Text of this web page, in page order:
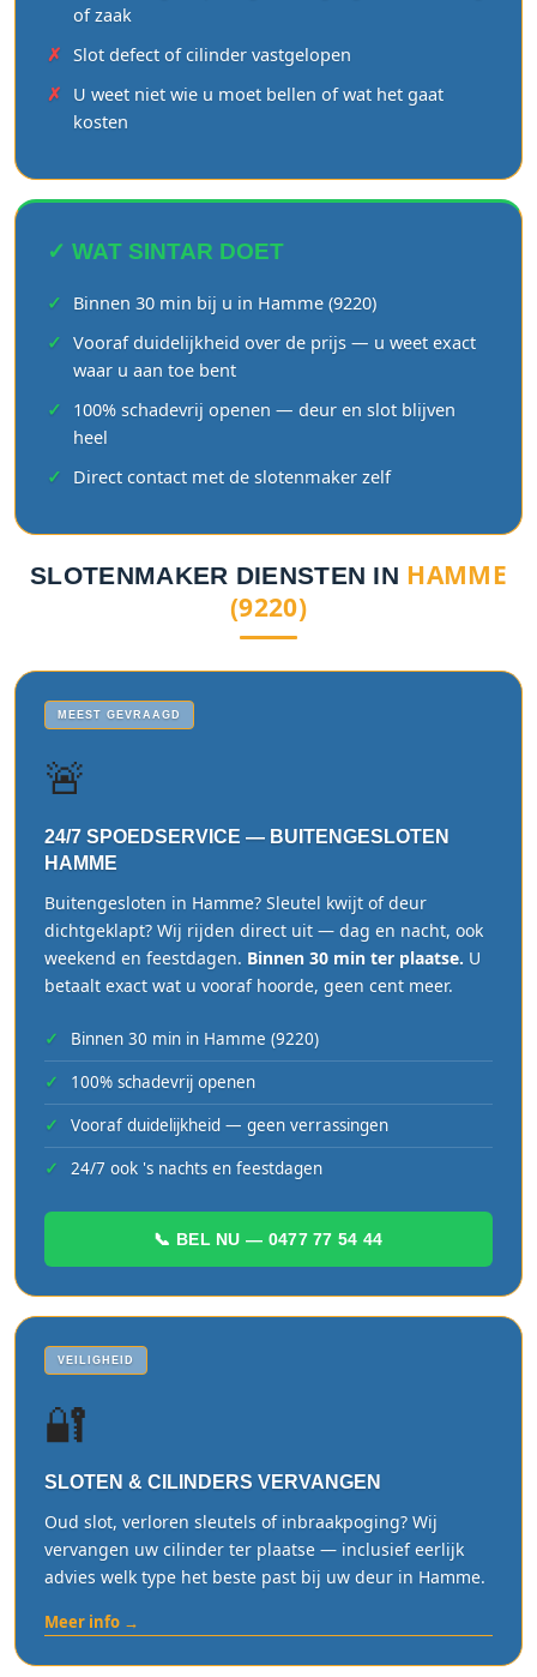
of zaak
Slot defect of cilinder vastgelopen
U weet niet wie u moet bellen of wat het gaat
kosten
✓ WAT SINTAR DOET
Binnen 30 min bij u in Hamme (9220)
Vooraf duidelijkheid over de prijs — u weet exact
waar u aan toe bent
100% schadevrij openen — deur en slot blijven
heel
Direct contact met de slotenmaker zelf
SLOTENMAKER DIENSTEN IN HAMME
(9220)
MEEST GEVRAAGD
🚨
24/7 SPOEDSERVICE — BUITENGESLOTEN
HAMME
Buitengesloten in Hamme? Sleutel kwijt of deur
dichtgeklapt? Wij rijden direct uit — dag en nacht, ook
weekend en feestdagen. Binnen 30 min ter plaatse. U
betaalt exact wat u vooraf hoorde, geen cent meer.
Binnen 30 min in Hamme (9220)
100% schadevrij openen
Vooraf duidelijkheid — geen verrassingen
24/7 ook 's nachts en feestdagen
📞 BEL NU — 0477 77 54 44
VEILIGHEID
🔐
SLOTEN & CILINDERS VERVANGEN
Oud slot, verloren sleutels of inbraakpoging? Wij
vervangen uw cilinder ter plaatse — inclusief eerlijk
advies welk type het beste past bij uw deur in Hamme.
Meer info →